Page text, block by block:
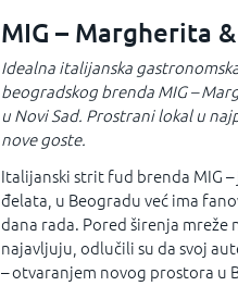
MIG – Margherita
Idealna italijanska
beogradskog brenda MIG –
u Novi Sad. Prostrani lokal u
nove goste.
Italijanski strit fud brenda MIG
đelata, u Beogradu već ima
dana rada. Pored širenja
najavljuju, odlučili su da svoj
– otvaranjem novog prostora u